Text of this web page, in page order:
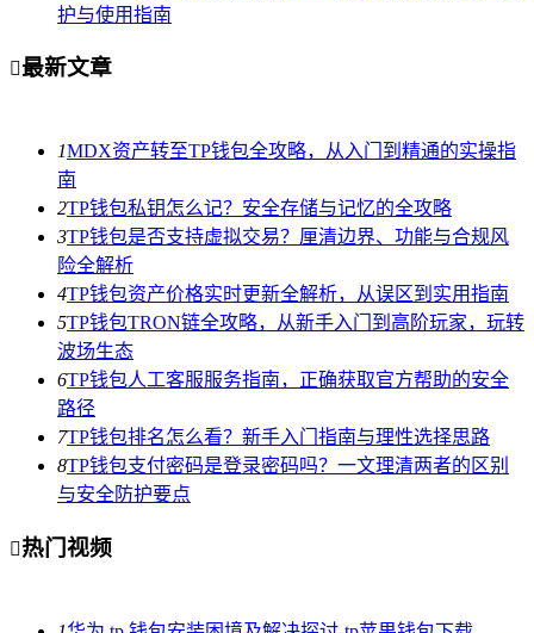
护与使用指南
最新文章
1MDX资产转至TP钱包全攻略，从入门到精通的实操指
南
2TP钱包私钥怎么记？安全存储与记忆的全攻略
3TP钱包是否支持虚拟交易？厘清边界、功能与合规风
险全解析
4TP钱包资产价格实时更新全解析，从误区到实用指南
5TP钱包TRON链全攻略，从新手入门到高阶玩家，玩转
波场生态
6TP钱包人工客服服务指南，正确获取官方帮助的安全
路径
7TP钱包排名怎么看？新手入门指南与理性选择思路
8TP钱包支付密码是登录密码吗？一文理清两者的区别
与安全防护要点
热门视频